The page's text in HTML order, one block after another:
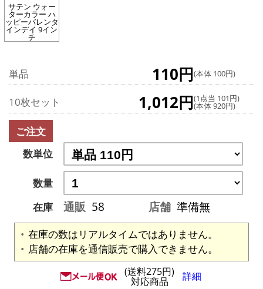
サテン ウォー
ターカラー ハ
ッピーバレンタ
インデイ 9イン
チ
単品 110円(本体 100円)
10枚セット 1,012円(1点当 101円)
(本体 920円)
ご注文
数単位
数量
在庫
通販 58 店舗 準備無
在庫の数はリアルタイムではありません。
店舗の在庫を通信販売で購入できません。
(送料275円)
対応商品 詳細